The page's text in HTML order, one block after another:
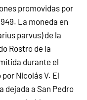
promovidas por
La moneda en
parvus) de la
Rostro de la
durante el
Nicolás V. El
dejada a San Pedro